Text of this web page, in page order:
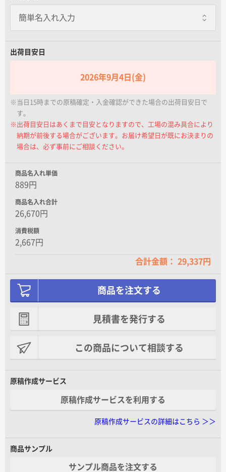
出荷目安日
2026年9月4日(金)
※当日15時までの原稿確定・入金確認ができた場合の出荷目安日で
す。
※出荷目安日はあくまで目安となりますので、工場の混み具合により
納期が前後する場合がございます。お届け希望日が既にお決まりの
場合は、必ず事前にご相談ください。
商品名入れ単価
889円
商品名入れ合計
26,670円
消費税額
2,667円
合計金額： 29,337円
商品を注文する
見積書を発行する
この商品について相談する
原稿作成サービス
原稿作成サービスを利用する
原稿作成サービスの詳細はこちら ＞＞
商品サンプル
サンプル商品を注文する